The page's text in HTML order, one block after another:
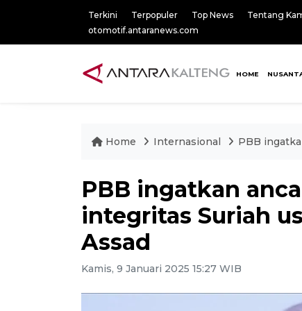
Terkini Terpopuler Top News Tentang
otomotif.antaranews.com
HOME
Home Internasional PBB
PBB ingatkan
integritas Suriah
Assad
Kamis, 9 Januari 2025 15:27 WIB